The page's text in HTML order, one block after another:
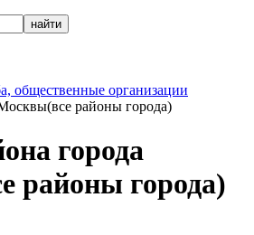
общественные организации
районы города)
города
районы города)